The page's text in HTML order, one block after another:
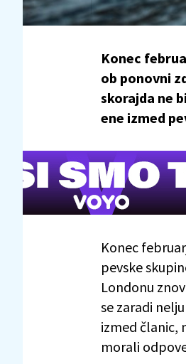
Konec
ob ponovni
skorajda ne
ene izmed
Konec
pevske
Londonu
se zaradi
izmed članic,
morali